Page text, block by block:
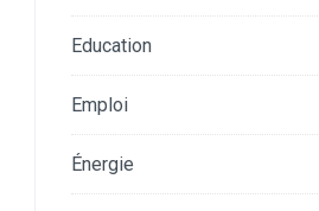
Education
Emploi
Énergie